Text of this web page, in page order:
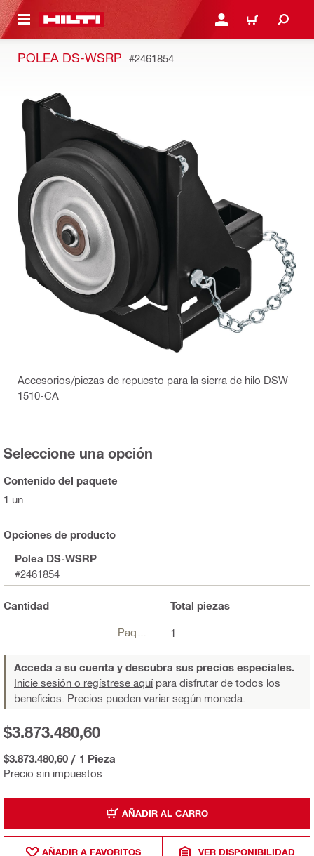
PRINCIPAL INICIE SESIÓN O
CARRITO
POLEA DS-WSRP #2461854
Accesorios/piezas de repuesto para la sierra de hilo DSW
1510-CA
Seleccione una opción
Contenido del paquete
1 un
Opciones de producto
Polea DS-WSRP
#2461854
Cantidad Total piezas
1
Acceda a su cuenta y descubra sus precios especiales.
Inicie sesión o regístrese aquípara disfrutar de todos los
beneficios. Precios pueden variar según moneda.
Precio sin impuestos
$3.873.480,60
$3.873.480,60 / 1 Pieza
AÑADIR AL CARRO
AÑADIR A FAVORITOS VER DISPONIBILIDAD